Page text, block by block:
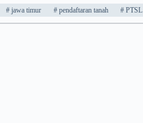
# jawa timur #pendaftaran tanah #PTSL